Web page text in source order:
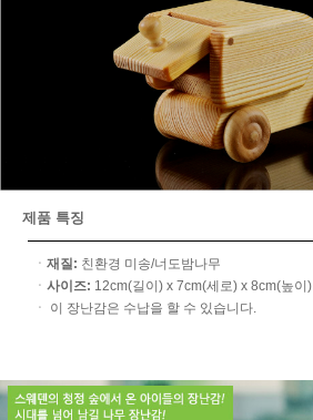
제품 특징
ㆍ 재질: 친환경 미송/너도밤나무
ㆍ 사이즈: 12cm(길이) x 7cm(세로) x 8cm(높이)
ㆍ 이 장난감은 수납을 할 수 있습니다.